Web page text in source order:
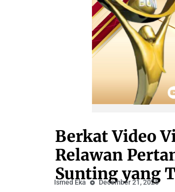
Berkat Video
Relawan
Sunting yang
Ismed Eka December 21, 2025